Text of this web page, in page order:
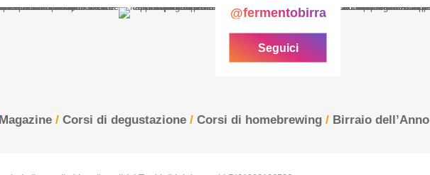
@fermentobirra
Seguici
Magazine / Corsi di degustazione / Corsi di homebrewing / Birraio dell’Anno